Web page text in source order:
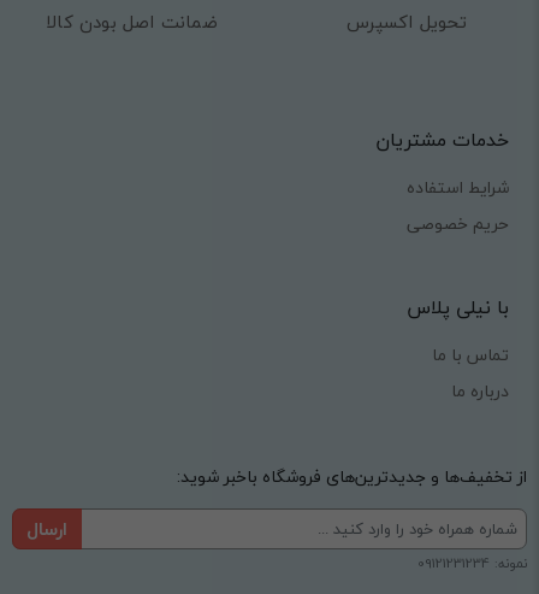
تحویل اکسپرس ضمانت اصل بودن کالا
خدمات مشتریان
شرایط استفاده
حریم خصوصی
با نیلی پلاس
تماس با ما
درباره ما
از تخفیف‌ها و جدیدترین‌های فروشگاه باخبر شوید:
ارسال
نمونه: 09121231234